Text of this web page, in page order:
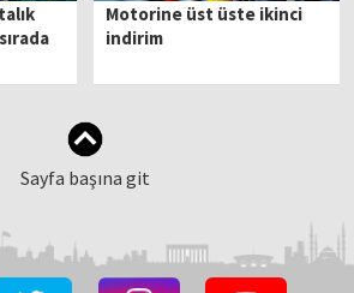
Motorine üst üste ikinci
indirim
Sayfa başına git